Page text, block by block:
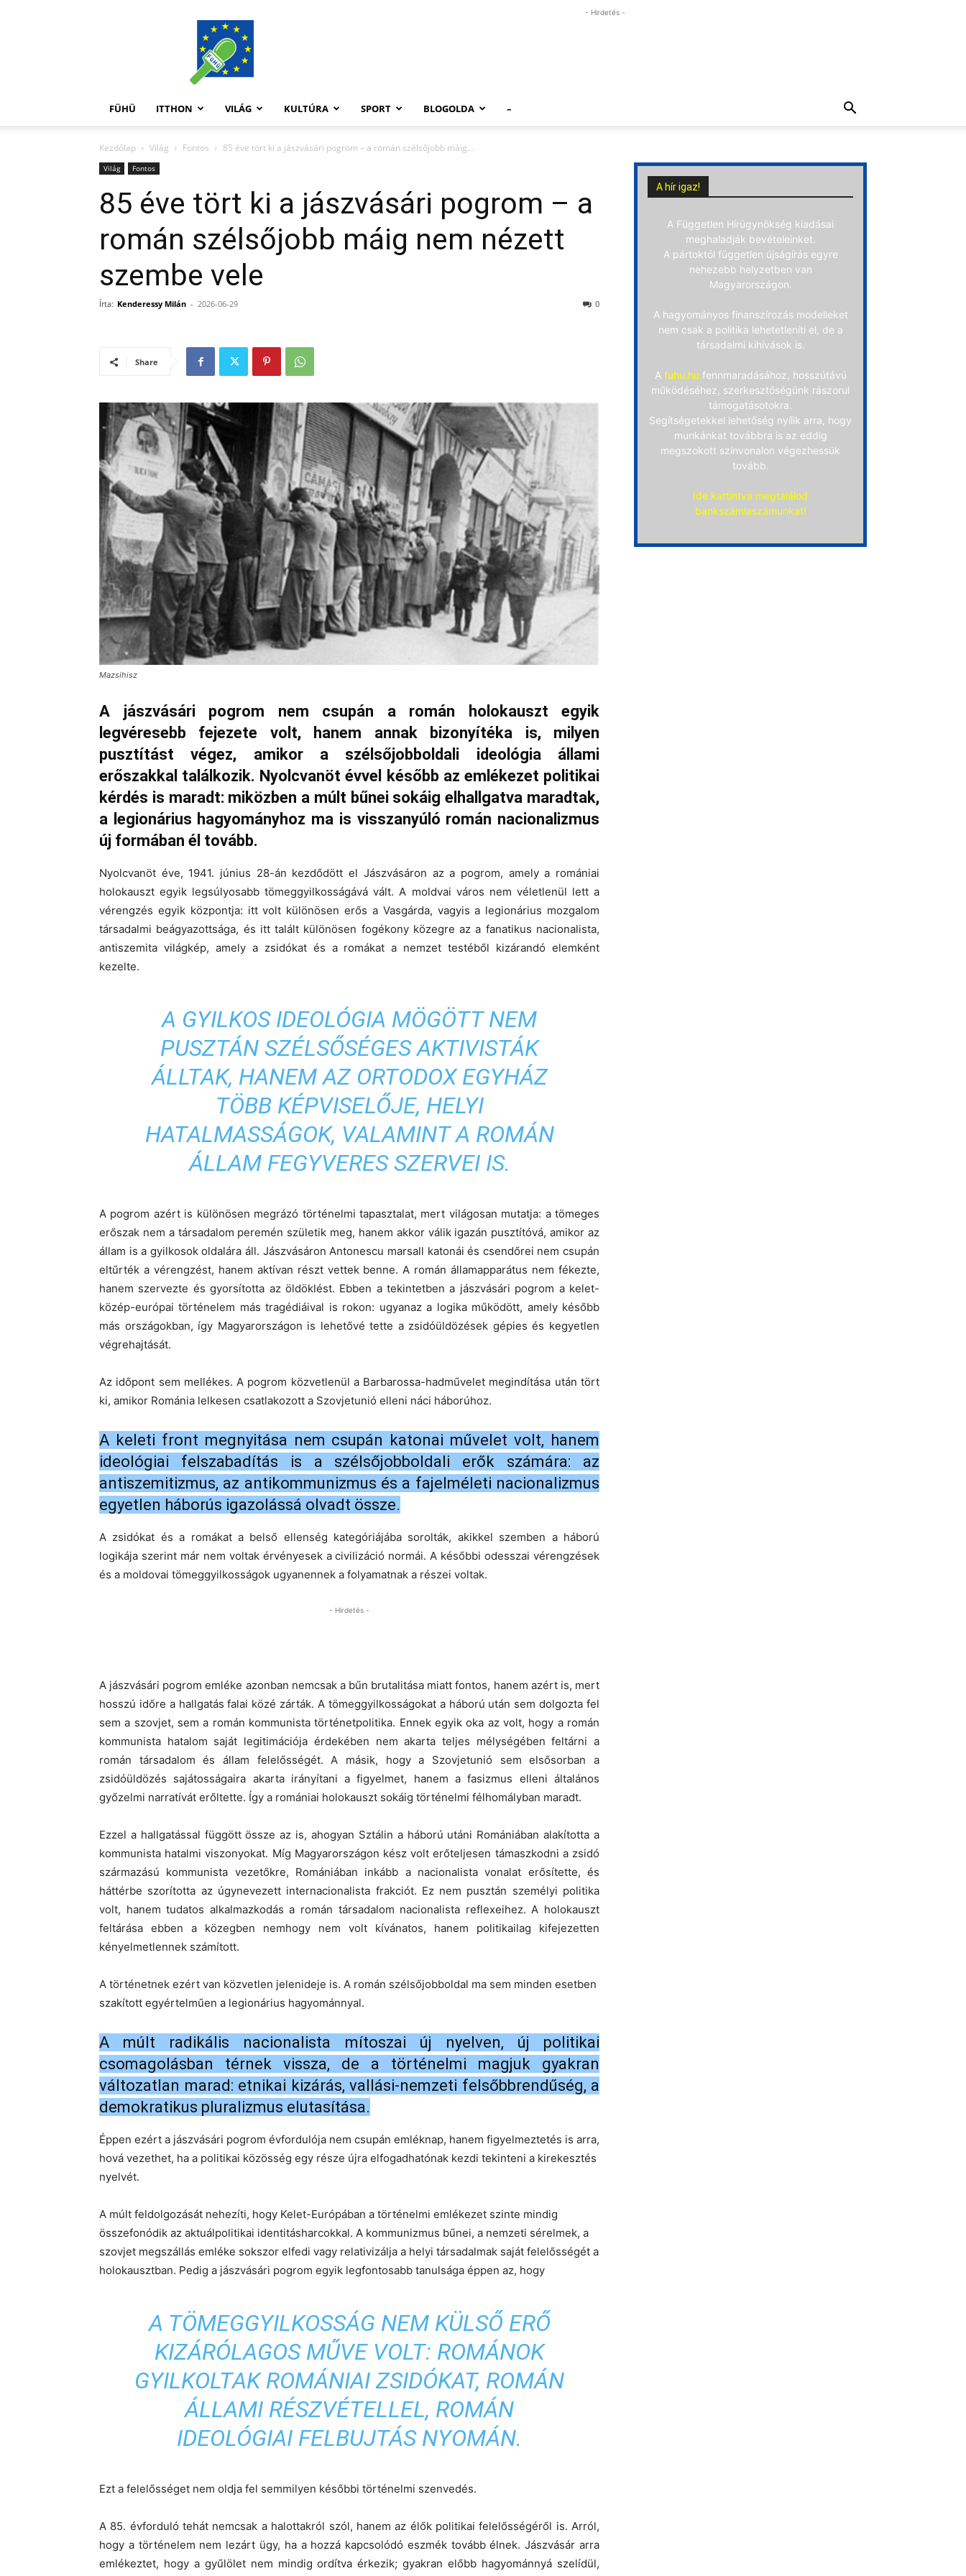
FüHü
- Hirdetés -
FÜHÜ ITTHON VILÁG KULTÚRA SPORT BLOGOLDA –
Kezdőlap Világ Fontos 85 éve tört ki a jászvásári pogrom – a román szélsőjobb máig...
Világ Fontos
85 éve tört ki a jászvásári pogrom – a
román szélsőjobb máig nem nézett
szembe vele
Írta: Kenderessy Milán - 2026-06-29 0
Share
Mazsihisz
A jászvásári pogrom nem csupán a román holokauszt egyik
legvéresebb fejezete volt, hanem annak bizonyítéka is, milyen
pusztítást végez, amikor a szélsőjobboldali ideológia állami
erőszakkal találkozik. Nyolcvanöt évvel később az emlékezet politikai
kérdés is maradt: miközben a múlt bűnei sokáig elhallgatva maradtak,
a legionárius hagyományhoz ma is visszanyúló román nacionalizmus
új formában él tovább.
Nyolcvanöt éve, 1941. június 28-án kezdődött el Jászvásáron az a pogrom, amely a romániai
holokauszt egyik legsúlyosabb tömeggyilkosságává vált. A moldvai város nem véletlenül lett a
vérengzés egyik központja: itt volt különösen erős a Vasgárda, vagyis a legionárius mozgalom
társadalmi beágyazottsága, és itt talált különösen fogékony közegre az a fanatikus nacionalista,
antiszemita világkép, amely a zsidókat és a romákat a nemzet testéből kizárandó elemként
kezelte.
A GYILKOS IDEOLÓGIA MÖGÖTT NEM
PUSZTÁN SZÉLSŐSÉGES AKTIVISTÁK
ÁLLTAK, HANEM AZ ORTODOX EGYHÁZ
TÖBB KÉPVISELŐJE, HELYI
HATALMASSÁGOK, VALAMINT A ROMÁN
ÁLLAM FEGYVERES SZERVEI IS.
A pogrom azért is különösen megrázó történelmi tapasztalat, mert világosan mutatja: a tömeges
erőszak nem a társadalom peremén születik meg, hanem akkor válik igazán pusztítóvá, amikor az
állam is a gyilkosok oldalára áll. Jászvásáron Antonescu marsall katonái és csendőrei nem csupán
eltűrték a vérengzést, hanem aktívan részt vettek benne. A román államapparátus nem fékezte,
hanem szervezte és gyorsította az öldöklést. Ebben a tekintetben a jászvásári pogrom a kelet-
közép-európai történelem más tragédiáival is rokon: ugyanaz a logika működött, amely később
más országokban, így Magyarországon is lehetővé tette a zsidóüldözések gépies és kegyetlen
végrehajtását.
Az időpont sem mellékes. A pogrom közvetlenül a Barbarossa-hadművelet megindítása után tört
ki, amikor Románia lelkesen csatlakozott a Szovjetunió elleni náci háborúhoz.
A keleti front megnyitása nem csupán katonai művelet volt, hanem
ideológiai felszabadítás is a szélsőjobboldali erők számára: az
antiszemitizmus, az antikommunizmus és a fajelméleti nacionalizmus
egyetlen háborús igazolássá olvadt össze.
A zsidókat és a romákat a belső ellenség kategóriájába sorolták, akikkel szemben a háború
logikája szerint már nem voltak érvényesek a civilizáció normái. A későbbi odesszai vérengzések
és a moldovai tömeggyilkosságok ugyanennek a folyamatnak a részei voltak.
- Hirdetés -
A jászvásári pogrom emléke azonban nemcsak a bűn brutalitása miatt fontos, hanem azért is, mert
hosszú időre a hallgatás falai közé zárták. A tömeggyilkosságokat a háború után sem dolgozta fel
sem a szovjet, sem a román kommunista történetpolitika. Ennek egyik oka az volt, hogy a román
kommunista hatalom saját legitimációja érdekében nem akarta teljes mélységében feltárni a
román társadalom és állam felelősségét. A másik, hogy a Szovjetunió sem elsősorban a
zsidóüldözés sajátosságaira akarta irányítani a figyelmet, hanem a fasizmus elleni általános
győzelmi narratívát erőltette. Így a romániai holokauszt sokáig történelmi félhomályban maradt.
Ezzel a hallgatással függött össze az is, ahogyan Sztálin a háború utáni Romániában alakította a
kommunista hatalmi viszonyokat. Míg Magyarországon kész volt erőteljesen támaszkodni a zsidó
származású kommunista vezetőkre, Romániában inkább a nacionalista vonalat erősítette, és
háttérbe szorította az úgynevezett internacionalista frakciót. Ez nem pusztán személyi politika
volt, hanem tudatos alkalmazkodás a román társadalom nacionalista reflexeihez. A holokauszt
feltárása ebben a közegben nemhogy nem volt kívánatos, hanem politikailag kifejezetten
kényelmetlennek számított.
A történetnek ezért van közvetlen jelenideje is. A román szélsőjobboldal ma sem minden esetben
szakított egyértelműen a legionárius hagyománnyal.
A múlt radikális nacionalista mítoszai új nyelven, új politikai
csomagolásban térnek vissza, de a történelmi magjuk gyakran
változatlan marad: etnikai kizárás, vallási-nemzeti felsőbbrendűség, a
demokratikus pluralizmus elutasítása.
Éppen ezért a jászvásári pogrom évfordulója nem csupán emléknap, hanem figyelmeztetés is arra,
hová vezethet, ha a politikai közösség egy része újra elfogadhatónak kezdi tekinteni a kirekesztés
nyelvét.
A múlt feldolgozását nehezíti, hogy Kelet-Európában a történelmi emlékezet szinte mindig
összefonódik az aktuálpolitikai identitásharcokkal. A kommunizmus bűnei, a nemzeti sérelmek, a
szovjet megszállás emléke sokszor elfedi vagy relativizálja a helyi társadalmak saját felelősségét a
holokausztban. Pedig a jászvásári pogrom egyik legfontosabb tanulsága éppen az, hogy
A TÖMEGGYILKOSSÁG NEM KÜLSŐ ERŐ
KIZÁRÓLAGOS MŰVE VOLT: ROMÁNOK
GYILKOLTAK ROMÁNIAI ZSIDÓKAT, ROMÁN
ÁLLAMI RÉSZVÉTELLEL, ROMÁN
IDEOLÓGIAI FELBUJTÁS NYOMÁN.
Ezt a felelősséget nem oldja fel semmilyen későbbi történelmi szenvedés.
A 85. évforduló tehát nemcsak a halottakról szól, hanem az élők politikai felelősségéről is. Arról,
hogy a történelem nem lezárt ügy, ha a hozzá kapcsolódó eszmék tovább élnek. Jászvásár arra
emlékeztet, hogy a gyűlölet nem mindig ordítva érkezik; gyakran előbb hagyománnyá szelídül,
A hír igaz!
A Független Hírügynökség kiadásai
meghaladják bevételeinket.
A pártoktól független újságírás egyre
nehezebb helyzetben van
Magyarországon.
A hagyományos finanszírozás modelleket
nem csak a politika lehetetleníti el, de a
társadalmi kihívások is.
A fuhu.hu fennmaradásához, hosszútávú
működéséhez, szerkesztőségünk rászorul
támogatásotokra.
Segítségetekkel lehetőség nyílik arra, hogy
munkánkat továbbra is az eddig
megszokott színvonalon végezhessük
tovább.
Ide kattintva megtalálod
bankszámlaszámunkat!